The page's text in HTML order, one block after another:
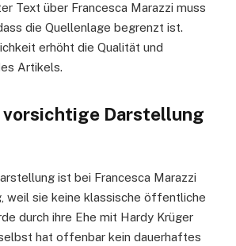
Text über Francesca Marazzi muss
die Quellenlage begrenzt ist.
erhöht die Qualität und
Artikels.
vorsichtige Darstellung
ist bei Francesca Marazzi
weil sie keine klassische öffentliche
durch ihre Ehe mit Hardy Krüger
hat offenbar kein dauerhaftes